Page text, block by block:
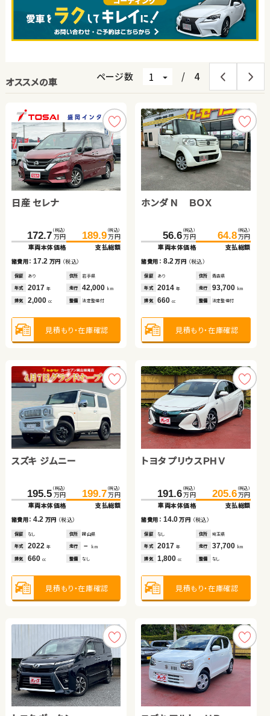
オススメの車 ページ数 / 4
日産 セレナ
172.7 （税込）
万円
車両本体価格
189.9 （税込）
万円
支払総額
諸費用：17.2 万円 （税込）
保証 あり 住所 岩手県
年式 2017 年 走行 42,000 km
排気 2,000 cc 整備 法定整備付
見積もり・在庫確認
ホンダ Ｎ ＢＯＸ
56.6 （税込）
万円
車両本体価格
64.8 （税込）
万円
支払総額
諸費用： 8.2万円 （税込）
保証 あり 住所 青森県
年式 2014年 走行 93,700 km
排気 660cc 整備 法定整備付
見積もり・在庫確認
スズキ ジムニー
195.5 （税込）
万円
車両本体価格
199.7 （税込）
万円
支払総額
諸費用：4.2 万円 （税込）
保証 なし 住所 岡山県
年式 2022 年 走行 － km
排気 660 cc 整備 なし
見積もり・在庫確認
トヨタ プリウスＰＨＶ
191.6 （税込）
万円
車両本体価格
205.6 （税込）
万円
支払総額
諸費用： 14.0万円 （税込）
保証 なし 住所 埼玉県
年式 2017年 走行 37,700 km
排気 1,800cc 整備 なし
見積もり・在庫確認
トヨタ ノア ハイブリッド
241.6 （税込）
万円
車両本体価格
255.2 （税込）
万円
支払総額
諸費用：13.6 万円 （税込）
保証 あり 住所 埼玉県
年式 2017 年 走行 42,200 km
排気 1,800 cc 整備 なし
見積もり・在庫確認
トヨタ ヴォクシー ハイブ
425.0 （税込）
万円
車両本体価格
436.0 （税込）
万円
支払総額
諸費用： 11.0万円（税込）
保証 あり 住所 山梨県
年式 2023年 走行 36,000 km
排気 1,800 整備 法定整備付
見積もり・在庫確認
トヨタ ヴェルファイア
241.2 （税込）
万円
車両本体価格
252.0 （税込）
万円
支払総額
諸費用：10.8万円（税込）
保証 あり 住所 福島県
年式 2016 年 走行 55,500
排気 2,500 整備 なし
見積もり・在庫確認
スズキ ワゴンＲ スティン
59.0 （税込）
万円
車両本体価格
69.9 （税込）
万円
支払総額
諸費用： 10.9万円 （税込）
保証 あり 住所 岩手県
年式 2013年 走行 50,000 km
排気 660cc 整備 法定整備付
見積もり・在庫確認
ホンダ フィット ハイブリ
80.4 （税込）
万円
車両本体価格
95.6 （税込）
万円
支払総額
諸費用：15.2 万円 （税込）
保証 あり 住所 岩手県
年式 2015 年 走行 64,200 km
排気 1,500 cc 整備 法定整備付
見積もり・在庫確認
ホンダ フリード ハイブリ
223.4 （税込）
万円
車両本体価格
239.6 （税込）
万円
支払総額
諸費用： 16.2万円（税込）
保証 あり 住所 岩手県
年式 2023年 走行 42,200 km
排気 1,500 整備 法定整備付
見積もり・在庫確認
トヨタ ルーミー
149.0 （税込）
万円
車両本体価格
160.8 （税込）
万円
支払総額
諸費用：11.8万円（税込）
保証 あり 住所 岡山県
年式 2021 年 走行 49,100
排気 1,000 整備 法定整備付
見積もり・在庫確認
トヨタ アルファード
149.7 （税込）
万円
車両本体価格
158.5 （税込）
万円
支払総額
諸費用： 8.8万円（税込）
保証 なし 住所 岡山県
年式 2014年 走行 89,800 km
排気 2,400cc 整備 法定整備付
見積もり・在庫確認
スズキ ジムニー
199.0 （税込）
万円
車両本体価格
205.1 （税込）
万円
支払総額
諸費用：6.1万円（税込）
保証 なし 住所 福島県
年式 2023 年 走行 16,900 km
排気 660cc 整備 なし
見積もり・在庫確認
トヨタ アクア
94.8万円
車両本体価格
諸費用：10.2万円 （税込）
保証 あり 住所 広島県
排気 1,500cc 整備 法定整備付